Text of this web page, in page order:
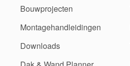
Bouwprojecten
Montagehandleidingen
Downloads